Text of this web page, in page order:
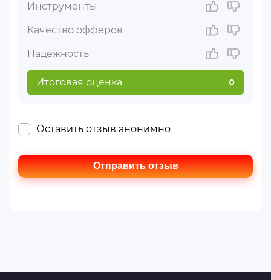
Инструменты
Качество офферов
Надежность
Итоговая оценка 0
Оставить отзыв анонимно
Отправить отзыв